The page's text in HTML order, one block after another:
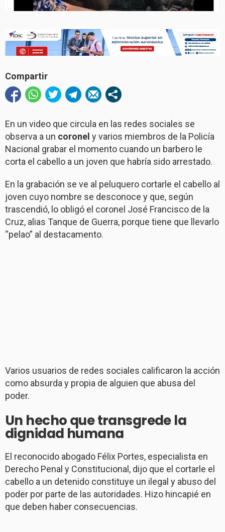
Compartir
En un video que circula en las redes sociales se
observa a un coronel y varios miembros de la Policía
Nacional grabar el momento cuando un barbero le
corta el cabello a un joven que habría sido arrestado.
En la grabación se ve al peluquero cortarle el cabello al
joven cuyo nombre se desconoce y que, según
trascendió, lo obligó el coronel José Francisco de la
Cruz, alias Tanque de Guerra, porque tiene que llevarlo
“pelao” al destacamento.
Varios usuarios de redes sociales calificaron la acción
como absurda y propia de alguien que abusa del
poder.
Un hecho que transgrede la
dignidad humana
El reconocido abogado Félix Portes, especialista en
Derecho Penal y Constitucional, dijo que el cortarle el
cabello a un detenido constituye un ilegal y abuso del
poder por parte de las autoridades. Hizo hincapié en
que deben haber consecuencias.